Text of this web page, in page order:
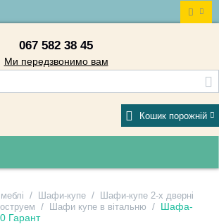
067 582 38 45
Ми передзвонимо вам
Кошик порожній
/ Шафи-купе / Шафи-купе 2-х дверні
/ Шафи купе в вітальню / Шафа-
Гарант